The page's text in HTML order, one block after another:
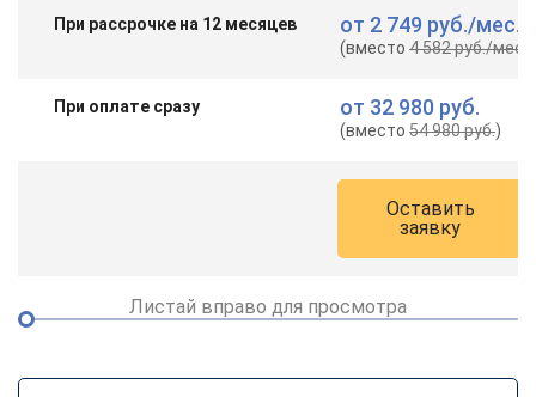
При рассрочке на 12 месяцев от 2 749 руб./мес.
(вместо4 582 руб./мес.
При оплате сразу от 32 980 руб.
(вместо54 980 руб.)
Оставить
заявку
Листай вправо для просмотра